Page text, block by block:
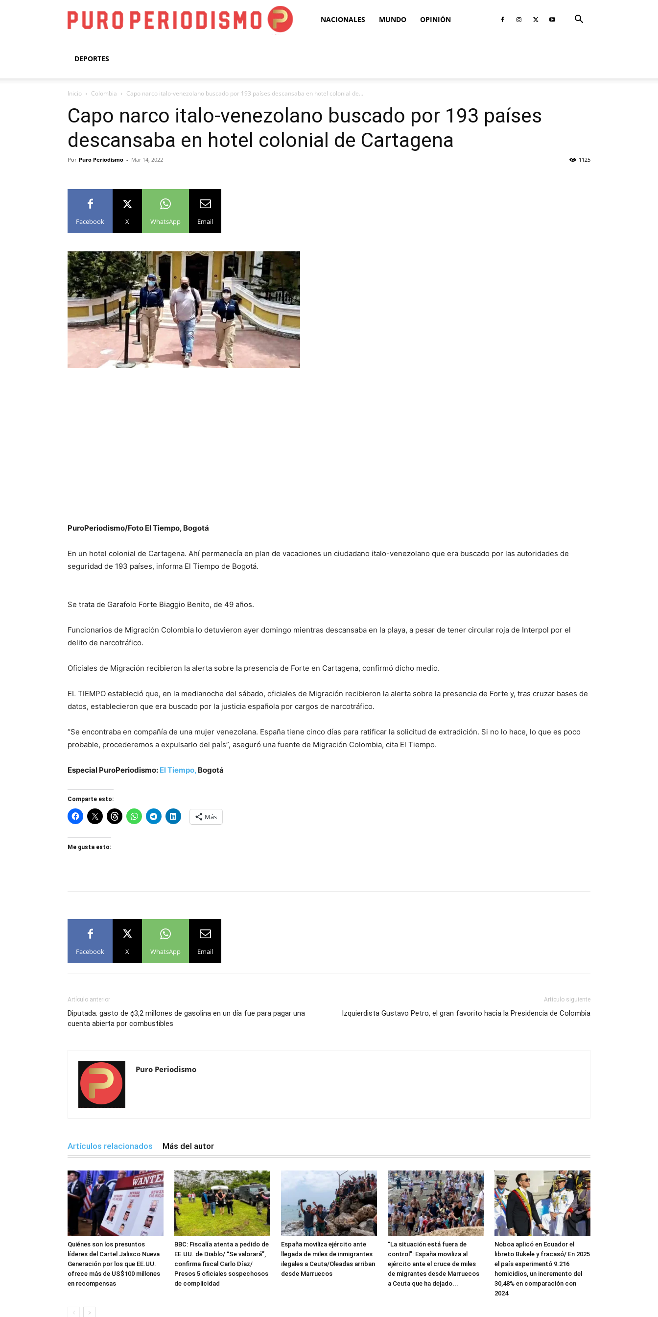
Puro NACIONALES MUNDO OPINIÓN
DEPORTES
Inicio Colombia Capo narco italo-venezolano buscado por 193 países descansaba en hotel colonial de...
Capo narco italo-venezolano buscado por 193 países
descansaba en hotel colonial de Cartagena
Por Puro Periodismo - Mar 14, 2022 1125
Facebook X WhatsApp Email
PuroPeriodismo/Foto El Tiempo, Bogotá
En un hotel colonial de Cartagena. Ahí permanecía en plan de vacaciones un ciudadano italo-venezolano que era buscado por las autoridades de
seguridad de 193 países, informa El Tiempo de Bogotá.
Se trata de Garafolo Forte Biaggio Benito, de 49 años.
Funcionarios de Migración Colombia lo detuvieron ayer domingo mientras descansaba en la playa, a pesar de tener circular roja de Interpol por el
delito de narcotráfico.
Oficiales de Migración recibieron la alerta sobre la presencia de Forte en Cartagena, confirmó dicho medio.
EL TIEMPO estableció que, en la medianoche del sábado, oficiales de Migración recibieron la alerta sobre la presencia de Forte y, tras cruzar bases de
datos, establecieron que era buscado por la justicia española por cargos de narcotráfico.
“Se encontraba en compañía de una mujer venezolana. España tiene cinco días para ratificar la solicitud de extradición. Si no lo hace, lo que es poco
probable, procederemos a expulsarlo del país”, aseguró una fuente de Migración Colombia, cita El Tiempo.
Especial PuroPeriodismo: El Tiempo, Bogotá
Comparte esto:
Más
Me gusta esto:
Facebook X WhatsApp Email
Artículo anterior
Diputada: gasto de ¢3,2 millones de gasolina en un día fue para pagar una
cuenta abierta por combustibles
Artículo siguiente
Izquierdista Gustavo Petro, el gran favorito hacia la Presidencia de Colombia
Puro Periodismo
Artículos relacionados Más del autor
Quiénes son los presuntos
líderes del Cartel Jalisco Nueva
Generación por los que EE.UU.
ofrece más de US$100 millones
en recompensas
BBC: Fiscalía atenta a pedido de
EE.UU. de Diablo/ “Se valorará”,
confirma fiscal Carlo Díaz/
Presos 5 oficiales sospechosos
de complicidad
España moviliza ejército ante
llegada de miles de inmigrantes
ilegales a Ceuta/Oleadas arriban
desde Marruecos
“La situación está fuera de
control”: España moviliza al
ejército ante el cruce de miles
de migrantes desde Marruecos
a Ceuta que ha dejado...
Noboa aplicó en Ecuador el
libreto Bukele y fracasó/ En 2025
el país experimentó 9.216
homicidios, un incremento del
30,48% en comparación con
2024